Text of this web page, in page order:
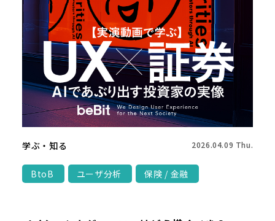
学ぶ・知る 2026.04.09 Thu.
BtoB ユーザ分析 保険 / 金融